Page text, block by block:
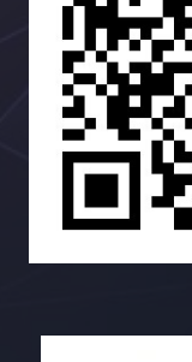
坑？ 在进行链
区。 避免这些
并最终取得成
化！ 链接建设
复杂的过程，
动是链接建设
可以了解哪些
策略，最终实
的商业目标。
短跑，需要坚
竞争对手分析
引擎优化效果
可以帮助你跟
作的改进建议
路，快速提升网
存在的问题，并
你的网站，并
量。 1. 反向链
Semrush 的反
手的反向链接情
来源等等。通
搜索引擎优化
得丰厚的回报
对较小的市场中
商机！你将有机
更高的市场份
武装你的网站
的战场上取得
的网站。以下
了关键词研究、
容优化等多个
识。内容多样
性化需求，提
吸引力的内容
客转化为忠实
长、品牌影响
二、内容多样
齐放”？ 内容
的精准画像和
容形式，并将这
起，构建一个